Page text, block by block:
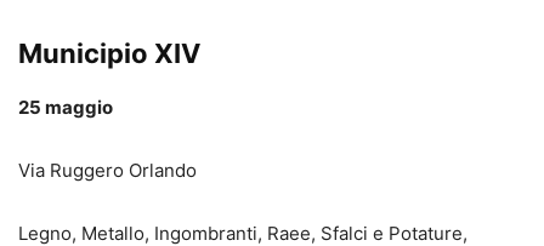
Municipio XIV
25 maggio
Via Ruggero Orlando
Legno, Metallo, Ingombranti, Raee, Sfalci e Potature,